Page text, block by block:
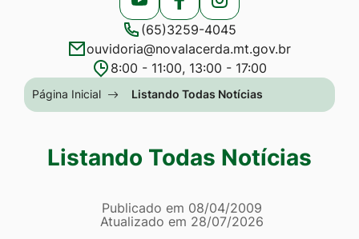
acessibilidade
menu
[alt+2]
para
Acessar
a
Rede
Social
Acessar
a
Rede
Social
Acessar
a
Rede
Social
(65)3259-4045
ouvidoria@novalacerda.mt.gov.br
8:00 - 11:00, 13:00 - 17:00
Seção
do
principal
Página Inicial Listando Todas Notícias
Listando Todas Notícias
Página Listando Todas
Informações
Publicado em 08/04/2009
Atualizado em 28/07/2026